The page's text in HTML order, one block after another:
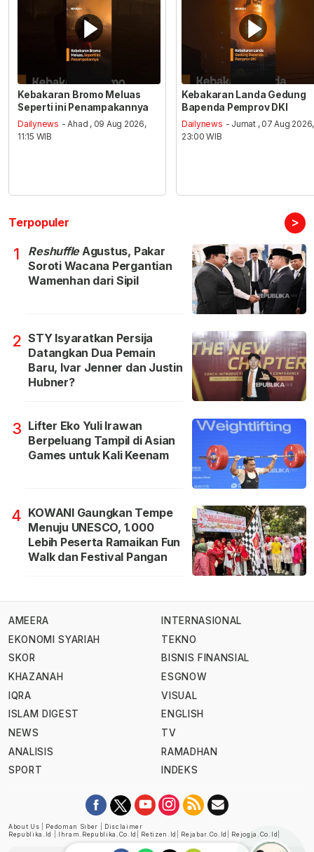
Kebakaran Bromo Meluas
Seperti ini Penampakannya
Dailynews - Ahad , 09 Aug 2026,
11:15 WIB
Kebakaran Landa Gedung
Bapenda Pemprov DKI
Dailynews - Jumat , 07 Aug 2026,
23:00 WIB
Terpopuler >
1 ReshuffleAgustus, Pakar
Soroti Wacana Pergantian
Wamenhan dari Sipil
2 STY Isyaratkan Persija
Datangkan Dua Pemain
Baru, Ivar Jenner dan Justin
Hubner?
3 Lifter Eko Yuli Irawan
Berpeluang Tampil di Asian
Games untuk Kali Keenam
4 KOWANI Gaungkan Tempe
Menuju UNESCO, 1.000
Lebih Peserta Ramaikan Fun
Walk dan Festival Pangan
AMEERA
EKONOMI SYARIAH
SKOR
KHAZANAH
IQRA
ISLAM DIGEST
NEWS
ANALISIS
SPORT
INTERNASIONAL
TEKNO
BISNIS FINANSIAL
ESGNOW
VISUAL
ENGLISH
TV
RAMADHAN
INDEKS
About Us Pedoman Siber
Disclaimer
Republika.id
Ihram.republika.co.id Retizen.id Rejabar.co.id Rejogja.co.id